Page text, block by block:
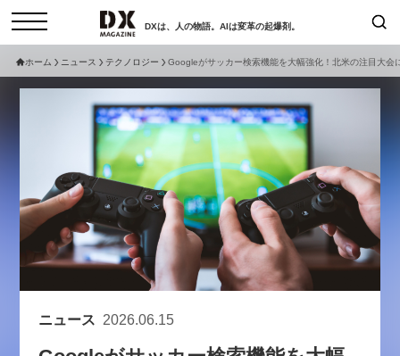
DXは、人の物語。AIは変革の起爆剤。
ニュース
サービスメニュー 日本オムニチャネル協会
トップページ
特集
動画
サイトマップ
お問い合わせ
個人情報保護法について
検索
現在開催予定のセミナー
セミナー
【8/12開催】「イノベーションを
数値化する」～投資される事業の
学ぶ資金調達・巻き込みのリアル
ホーム ニュース テクノロジー Googleがサッカー検索機能を大幅強化！北米の注目大
ニュース 2026.06.15